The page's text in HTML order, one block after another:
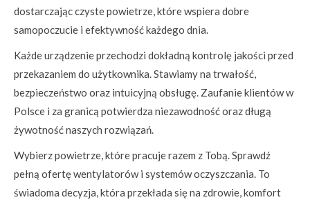
dostarczając czyste powietrze, które wspiera dobre
samopoczucie i efektywność każdego dnia.
Każde urządzenie przechodzi dokładną kontrolę jakości przed
przekazaniem do użytkownika. Stawiamy na trwałość,
bezpieczeństwo oraz intuicyjną obsługę. Zaufanie klientów w
Polsce i za granicą potwierdza niezawodność oraz długą
żywotność naszych rozwiązań.
Wybierz powietrze, które pracuje razem z Tobą. Sprawdź
pełną ofertę wentylatorów i systemów oczyszczania. To
świadoma decyzja, która przekłada się na zdrowie, komfort